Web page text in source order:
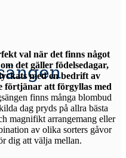
val när det finns något
det gäller födelsedagar,
med en bedrift av
förtjänar att förgyllas med
dag pryds på allra bästa
magnifikt arrangemang eller
av olika sorters gåvor
dig att välja mellan.